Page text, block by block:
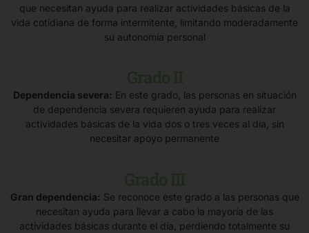
que necesitan ayuda para realizar actividades básicas de la
vida cotidiana de forma intermitente, limitando moderadamente
su autonomía personal
Dependencia severa: En este grado, las personas en situación
de dependencia severa requieren ayuda para realizar
actividades básicas de la vida dos o tres veces al día, sin
necesitar apoyo permanente
Gran dependencia: Se reconoce este grado a las personas que
necesitan ayuda para llevar a cabo la mayoría de las
actividades básicas durante el día, perdiendo totalmente su